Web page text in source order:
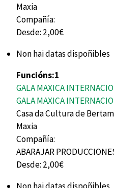
Maxia
Compañía:
Desde: 2,00€
Non hai datas dispoñibles
Funcións:1
GALA MAXICA
GALA MAXICA
Casa da Cultura de
Maxia
Compañía:
ABARAJAR
Desde: 2,00€